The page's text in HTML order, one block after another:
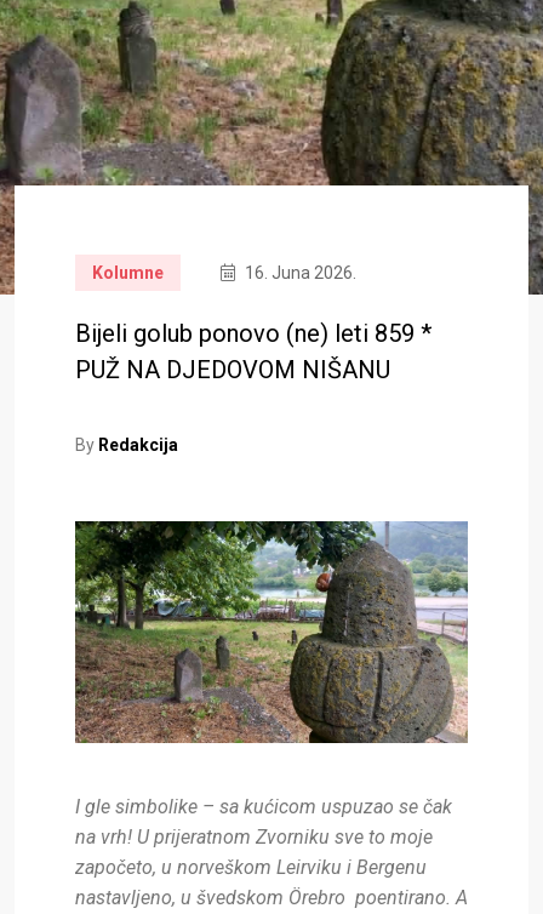
Kolumne 16. Juna 2026.
Bijeli golub ponovo (ne) leti 859 *
PUŽ NA DJEDOVOM NIŠANU
By Redakcija
I gle simbolike – sa kućicom uspuzao se čak
na vrh! U prijeratnom Zvorniku sve to moje
započeto, u norveškom Leirviku i Bergenu
nastavljeno, u švedskom Örebro poentirano. A